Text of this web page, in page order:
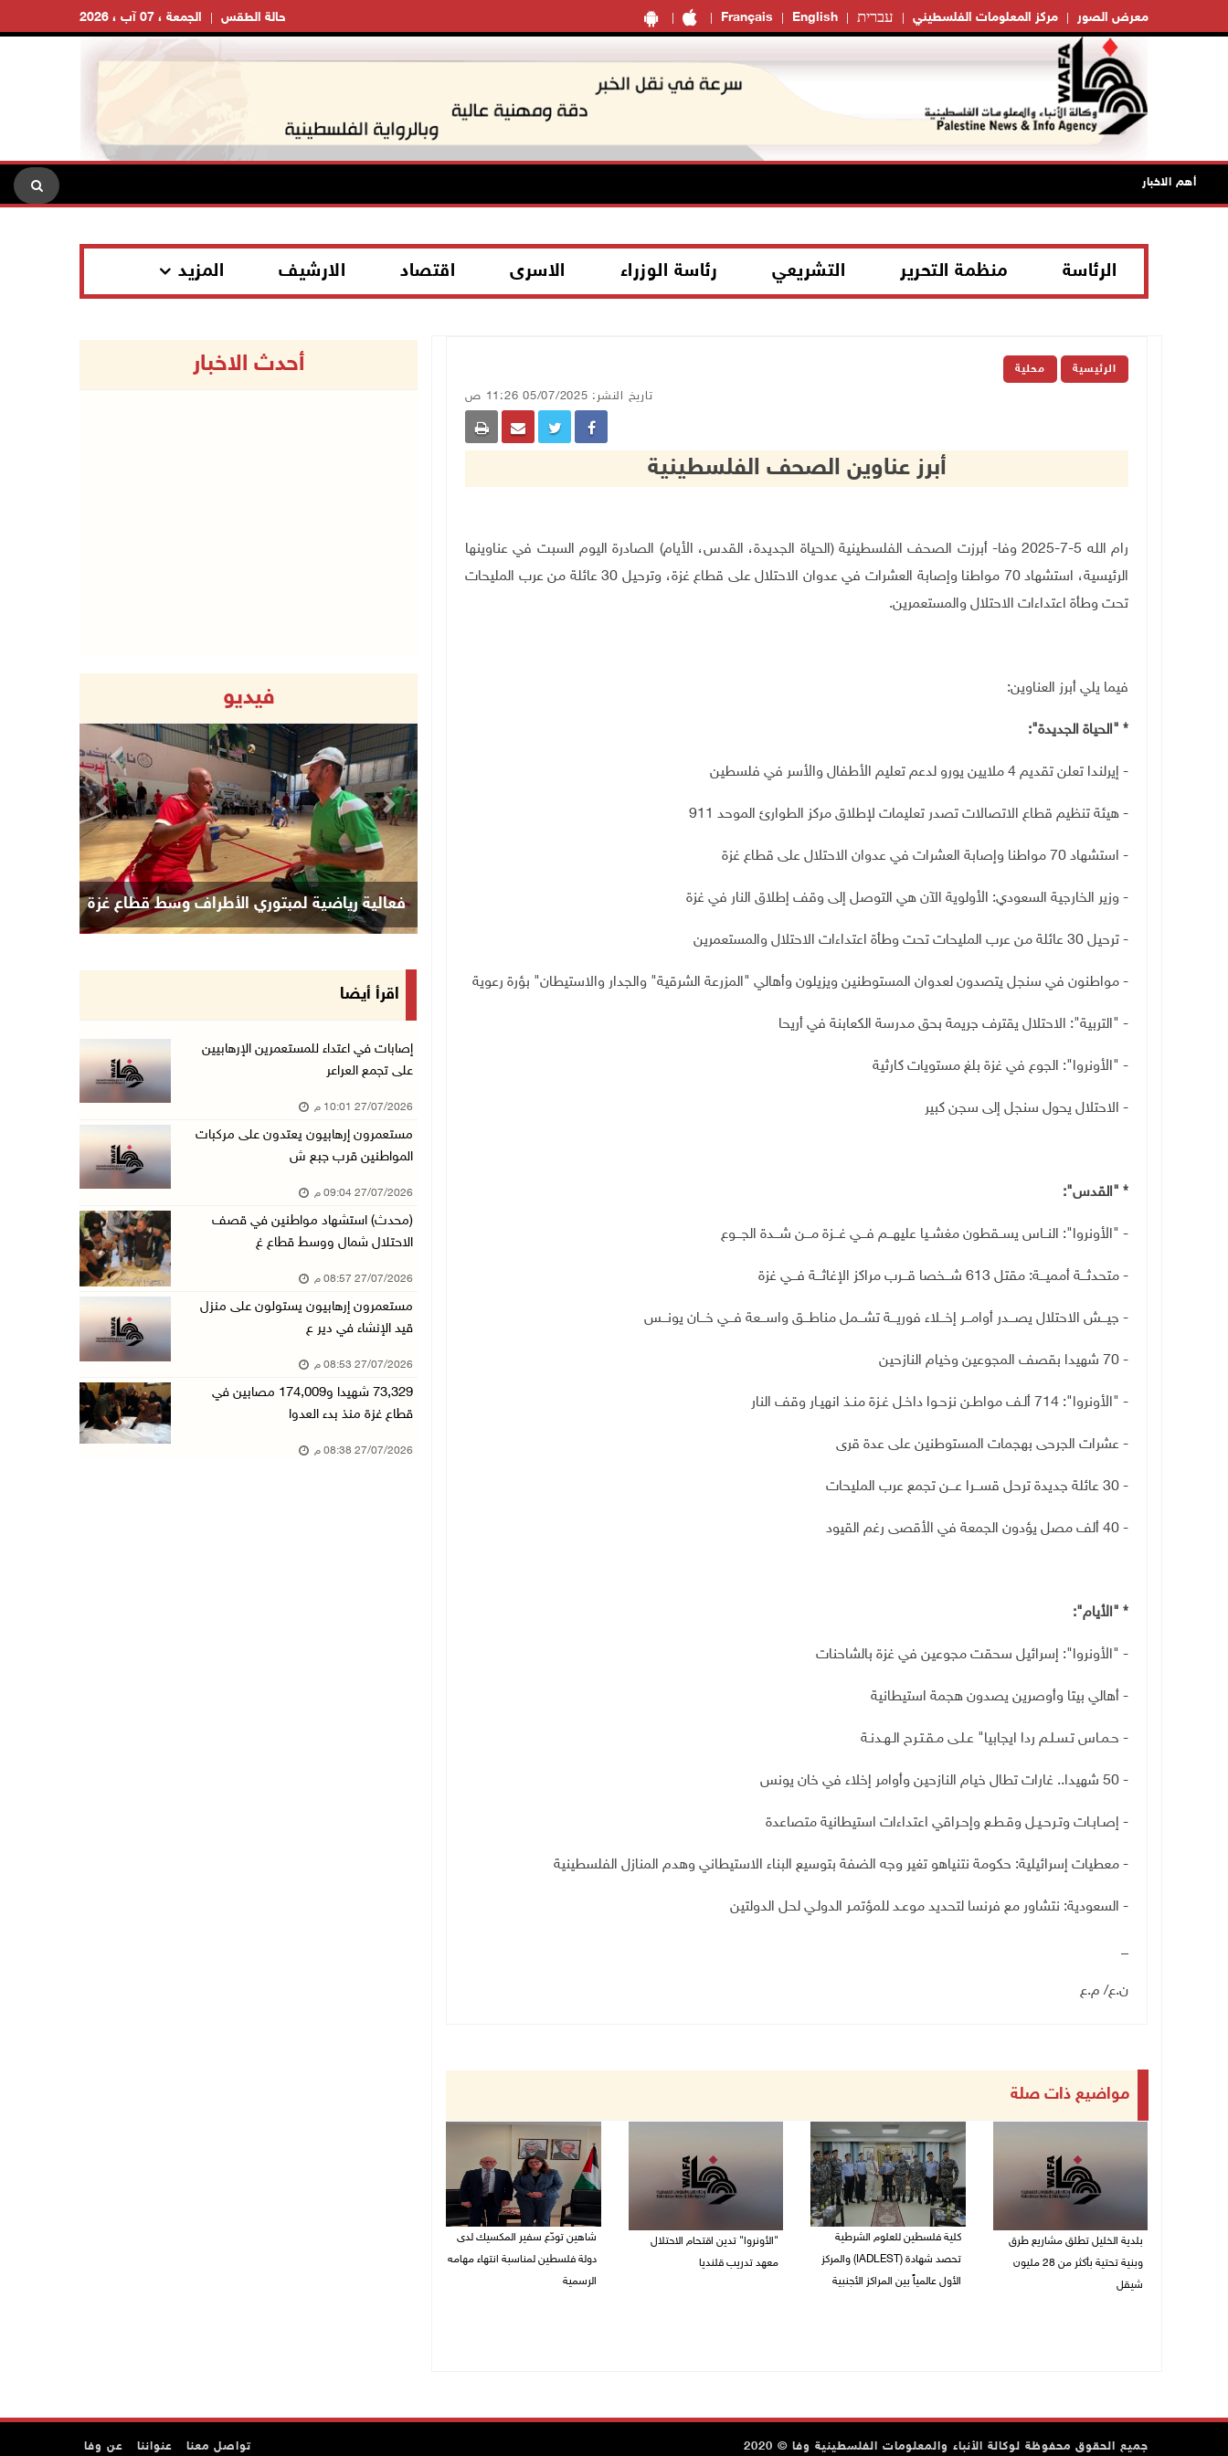
Français English עברית مركز المعلومات الفلسطيني معرض الصور الجمعة ، 07 آب ، 2026 حالة الطقس
أهم الاخبار
الرئاسة منظمة التحرير التشريعي رئاسة الوزراء الاسرى اقتصاد الارشيف المزيد
الرئيسية محلية
تاريخ النشر: 05/07/2025 11:26 ص
أبرز عناوين الصحف الفلسطينية
رام الله 5-7-2025 وفا- أبرزت الصحف الفلسطينية (الحياة الجديدة، القدس، الأيام) الصادرة اليوم السبت في عناوينها
الرئيسية، استشهاد 70 مواطنا وإصابة العشرات في عدوان الاحتلال على قطاع غزة، وترحيل 30 عائلة من عرب المليحات
تحت وطأة اعتداءات الاحتلال والمستعمرين.
فيما يلي أبرز العناوين:
*
"الحياة الجديدة":
- إيرلندا تعلن تقديم 4 ملايين يورو لدعم تعليم الأطفال والأسر في فلسطين
- هيئة تنظيم قطاع الاتصالات تصدر تعليمات لإطلاق مركز الطوارئ الموحد 911
- استشهاد 70 مواطنا وإصابة العشرات في عدوان الاحتلال على قطاع غزة
- وزير الخارجية السعودي: الأولوية الآن هي التوصل إلى وقف إطلاق النار في غزة
- ترحيل 30 عائلة من عرب المليحات تحت وطأة اعتداءات الاحتلال والمستعمرين
- مواطنون في سنجل يتصدون لعدوان المستوطنين ويزيلون وأهالي "المزرعة الشرقية" والجدار والاستيطان" بؤرة رعوية
-
"التربية": الاحتلال يقترف جريمة بحق مدرسة الكعابنة في أريحا
-
"الأونروا": الجوع في غزة بلغ مستويات كارثية
- الاحتلال يحول سنجل إلى سجن كبير
*
"القدس":
-
"الأونروا": النــاس يســقطون مغشــيا عليهـــم فـــي غـــزة مـــن شـــدة الجـــوع
- متحدثـــة أمميـــة: مقتل 613 شـــخصا قـــرب مراكز الإغاثـــة فـــي غزة
- جيـــش الاحتلال يصـــدر أوامـــر إخـــلاء فوريـــة تشـــمل مناطـــق واســـعة فـــي خـــان يونـــس
- 70 شهيدا بقصف المجوعين وخيام النازحين
-
"الأونروا": 714 ألـف مواطـن نزحـوا داخـل غـزة منـذ انهيـار وقف النار
- عشرات الجرحى بهجمات المستوطنين على عدة قرى
- 30 عائلة جديدة ترحل قســـرا عـــن تجمع عرب المليحات
- 40 ألف مصل يؤدون الجمعة في الأقصى رغم القيود
*
"الأيام":
-
"الأونروا": إسرائيل سحقت مجوعين في غزة بالشاحنات
- أهالي بيتا وأوصرين يصدون هجمة استيطانية
- حـمـاس تـسـلـم ردا ايجابيا" عـلـى مـقـتـرح الـهـدنـة
- 50 شهيدا.. غارات تطال خيام النازحين وأوامر إخلاء في خان يونس
- إصـابـات وتـرحـيـل وقـطـع وإحـراقي اعتداءات استيطانية متصاعدة
- معطيات إسرائيلية: حكومة نتنياهو تغير وجه الضفة بتوسيع البناء الاستيطاني وهدم المنازل الفلسطينية
- السعودية: نتشاور مع فرنسا لتحديد موعـد للمؤتمـر الدولـي لحل الدولتين
_
ن.ع/ م.ع
مواضيع ذات صلة
بلدية الخليل تطلق مشاريع طرق
وبنية تحتية بأكثر من 28 مليون
شيقل
كلية فلسطين للعلوم الشرطية
تحصد شهادة (IADLEST) والمركز
الأول عالمياً بين المراكز الأجنبية
"الأونروا" تدين اقتحام الاحتلال
معهد تدريب قلنديا
شاهين تودّع سفير المكسيك لدى
دولة فلسطين لمناسبة انتهاء مهامه
الرسمية
أحدث الاخبار
فيديو
فعالية رياضية لمبتوري الأطراف وسط قطاع غزة
Previous Next
اقرأ أيضا
إصابات في اعتداء للمستعمرين الإرهابيين
على تجمع العراعر
27/07/2026 10:01 م
مستعمرون إرهابيون يعتدون على مركبات
المواطنين قرب جبع ش
27/07/2026 09:04 م
(محدث) استشهاد مواطنين في قصف
الاحتلال شمال ووسط قطاع غ
27/07/2026 08:57 م
مستعمرون إرهابيون يستولون على منزل
قيد الإنشاء في دير ع
27/07/2026 08:53 م
73,329 شهيدا و174,009 مصابين في
قطاع غزة منذ بدء العدوا
27/07/2026 08:38 م
جميع الحقوق محفوظة لوكالة الأنباء والمعلومات الفلسطينية وفا © 2020 تواصل معنا عنواننا عن وفا